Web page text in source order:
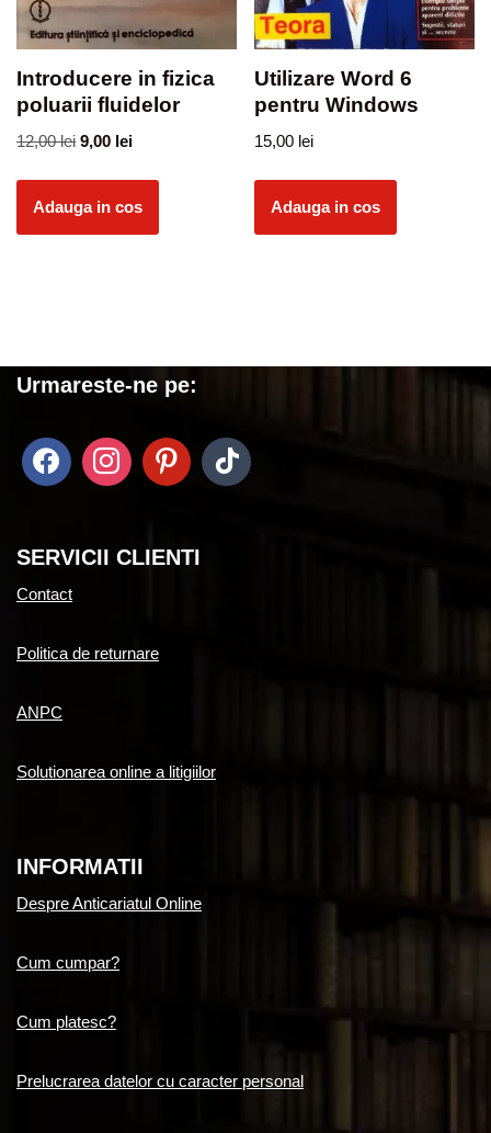
Introducere in fizica
poluarii fluidelor
12,00lei 9,00 lei
Adauga in cos
Utilizare Word 6
pentru Windows
15,00 lei
Adauga in cos
Urmareste-ne pe:
SERVICII CLIENTI
Contact
Politica de returnare
ANPC
Solutionarea online a litigiilor
INFORMATII
Despre Anticariatul Online
Cum cumpar?
Cum platesc?
Prelucrarea datelor cu caracter personal